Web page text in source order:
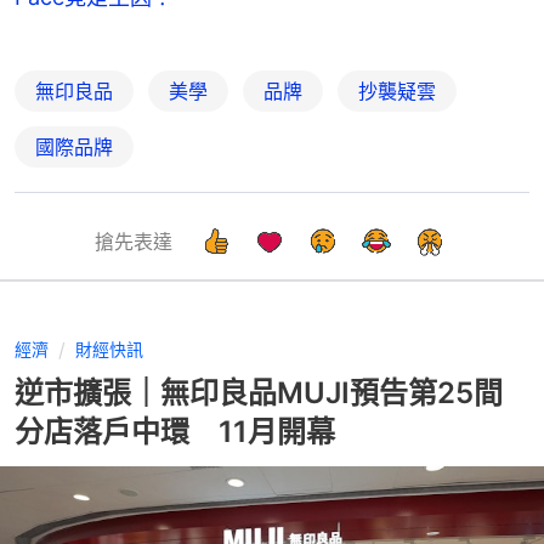
無印良品 美學 品牌 抄襲疑雲
國際品牌
搶先表達
經濟 財經快訊
逆市擴張｜無印良品MUJI預告第25間
分店落戶中環 11月開幕